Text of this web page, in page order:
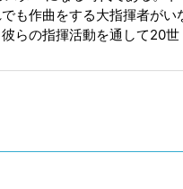
も作曲をする大指揮者がい
らの指揮活動を通して20世